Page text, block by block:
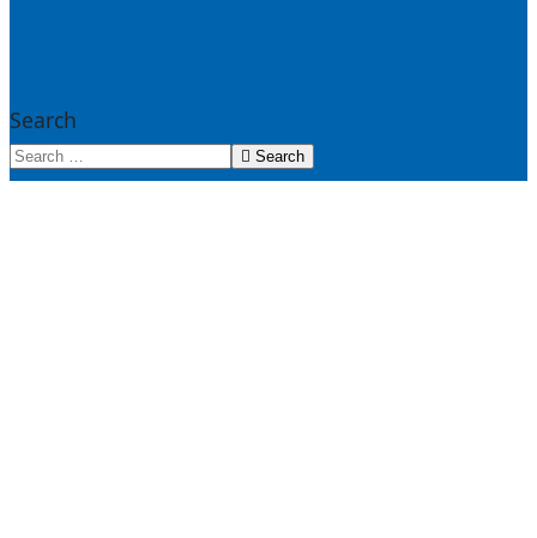
Search
Search